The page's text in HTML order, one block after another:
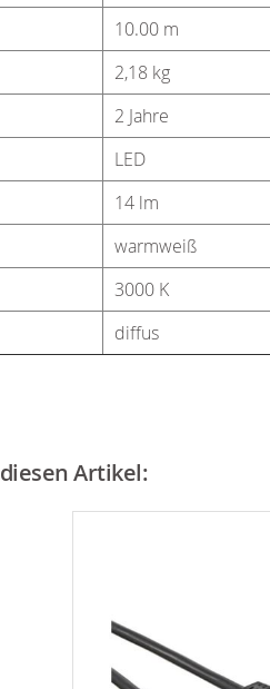
10.00 m
2,18 kg
2 Jahre
LED
14 lm
warmweiß
3000 K
diffus
Artikel: